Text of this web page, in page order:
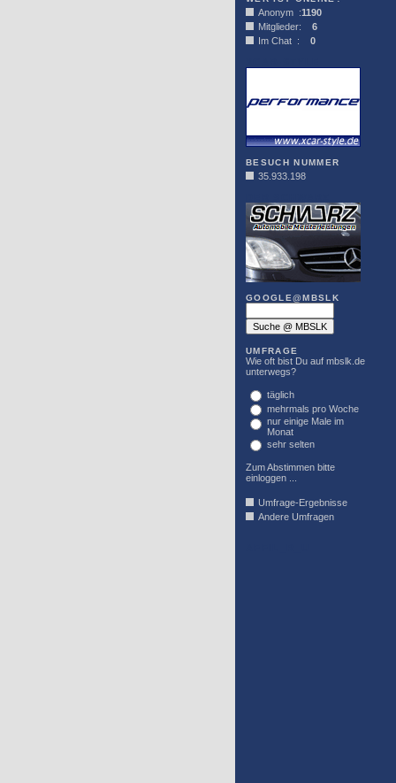
Anonym :1190
Mitglieder: 6
Im Chat : 0
BESUCH NUMMER
35.933.198
GOOGLE@MBSLK
UMFRAGE
Wie oft bist Du auf mbslk.de
unterwegs?
täglich
mehrmals pro Woche
nur einige Male im
Monat
sehr selten
Zum Abstimmen bitte
einloggen ...
Umfrage-Ergebnisse
Andere Umfragen